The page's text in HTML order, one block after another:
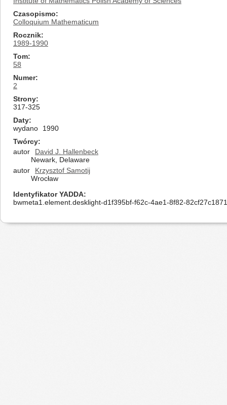
Czasopismo
Colloquium Mathematicum
Rocznik
1989-1990
Tom
58
Numer
2
Strony
317-325
Daty
wydano
1990
Twórcy
autor
David J. Hallenbeck
Newark, Delaware
autor
Krzysztof Samotij
Wrocław
Identyfikator YADDA
bwmeta1.element.desklight-d1f395bf-f62c-4ae1-8f82-